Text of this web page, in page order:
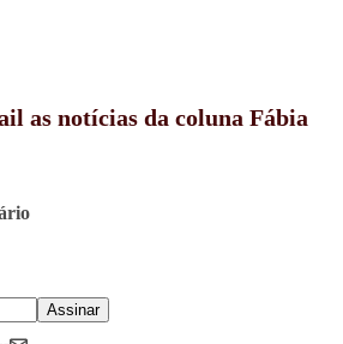
as notícias da coluna Fábia
Assinar